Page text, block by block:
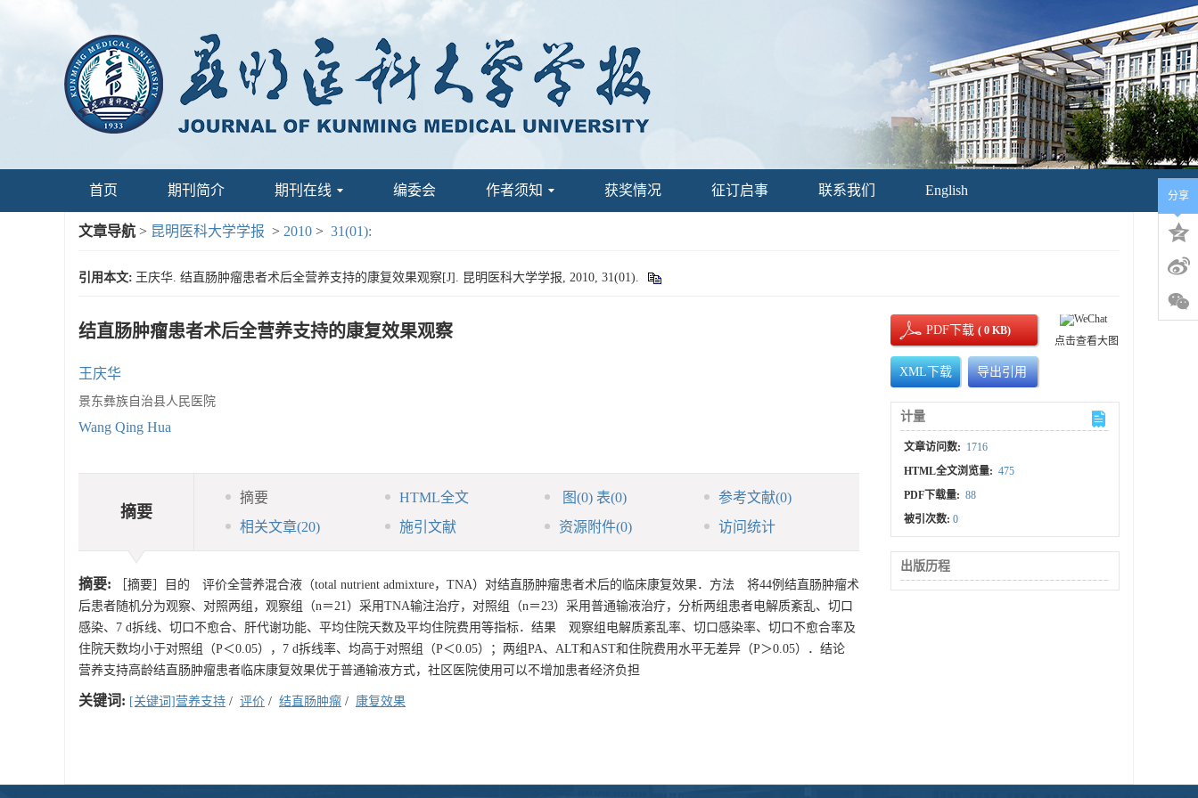
首页 期刊简介 期刊在线 编委会 作者须知 获奖情况 征订启事 联系我们 English
文章导航 > 昆明医科大学学报 > 2010 > 31(01):
引用本文: 王庆华. 结直肠肿瘤患者术后全营养支持的康复效果观察[J]. 昆明医科大学学报, 2010, 31(01).
结直肠肿瘤患者术后全营养支持的康复效果观察
王庆华
景东彝族自治县人民医院
Wang Qing Hua
摘要
摘要 HTML全文 图(0) 表(0) 参考文献(0)
相关文章(20) 施引文献 资源附件(0) 访问统计
摘要: ［摘要］目的 评价全营养混合液（total nutrient admixture，TNA）对结直肠肿瘤患者术后的临床康复效果．方法 将44例结直肠肿瘤术
后患者随机分为观察、对照两组，观察组（n＝21）采用TNA输注治疗，对照组（n＝23）采用普通输液治疗，分析两组患者电解质紊乱、切口
感染、7 d拆线、切口不愈合、肝代谢功能、平均住院天数及平均住院费用等指标．结果 观察组电解质紊乱率、切口感染率、切口不愈合率及
住院天数均小于对照组（P＜0.05），7 d拆线率、均高于对照组（P＜0.05）；两组PA、ALT和AST和住院费用水平无差异（P＞0.05）．结论
营养支持高龄结直肠肿瘤患者临床康复效果优于普通输液方式，社区医院使用可以不增加患者经济负担
关键词: [关键词]营养支持 / 评价 / 结直肠肿瘤 / 康复效果
PDF下载( 0 KB)
XML下载 导出引用
点击查看大图
计量
文章访问数: 1716
HTML全文浏览量: 475
PDF下载量: 88
被引次数:0
出版历程
分享